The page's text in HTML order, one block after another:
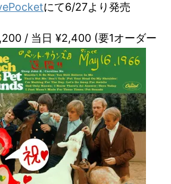
にて6/27より発売
/ 当日 ¥2,400 (要1オーダー